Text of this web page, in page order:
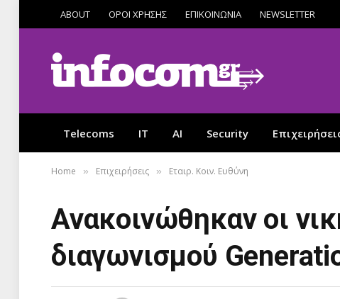
ABOUT ΟΡΟΙ ΧΡΗΣΗΣ ΕΠΙΚΟΙΝΩΝΙΑ NEWSLETTER
Telecoms IT AI Security
Home » Επιχειρήσεις » Εταιρ. Κοιν. Ευθύνη
Ανακοινώθηκαν οι
διαγωνισμού